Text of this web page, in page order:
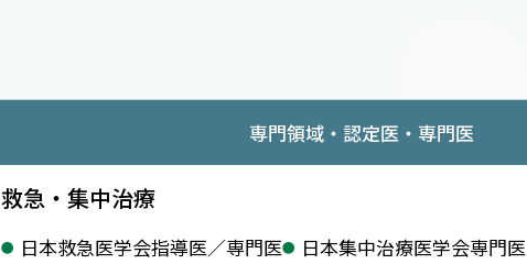
専門領域・認定医・専門医
救急・集中治療
日本救急医学会指導医／専門医
日本集中治療医学会専門医